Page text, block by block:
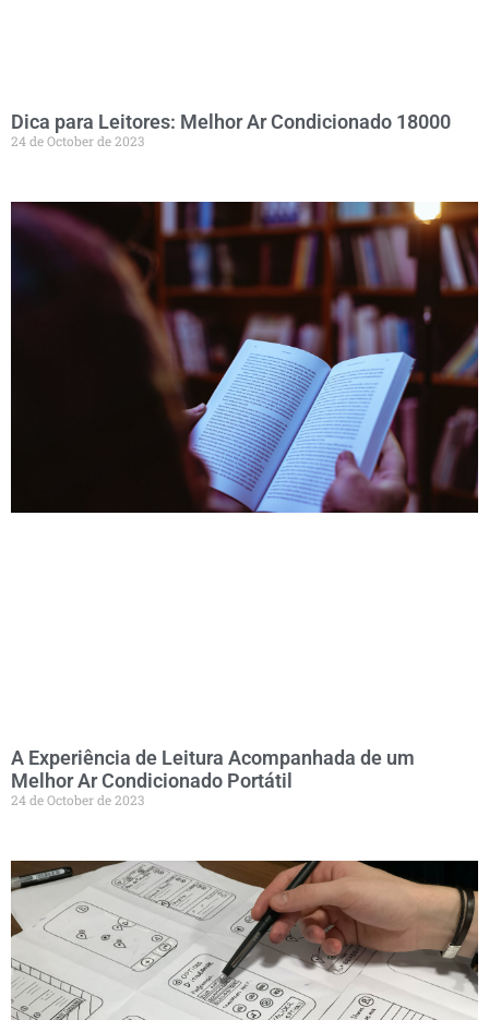
Dica para Leitores: Melhor Ar Condicionado 18000
24 de October de 2023
A Experiência de Leitura Acompanhada de um
Melhor Ar Condicionado Portátil
24 de October de 2023